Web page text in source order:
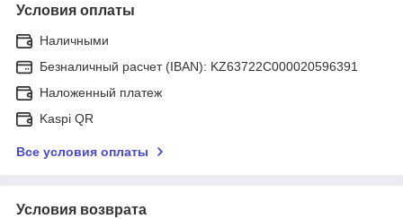
Условия оплаты
Наличными
Безналичный расчет (IBAN): KZ63722C000020596391
Наложенный платеж
Kaspi QR
Все условия оплаты
Условия возврата